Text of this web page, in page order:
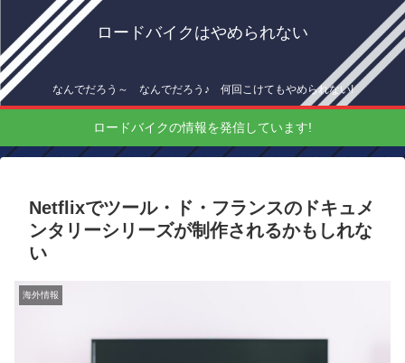
ロードバイクはやめられない
なんでだろう～ なんでだろう♪ 何回こけてもやめられない!
ロードバイクの情報を発信しています!
Netflixでツール・ド・フランスのドキュメ
ンタリーシリーズが制作されるかもしれな
い
海外情報